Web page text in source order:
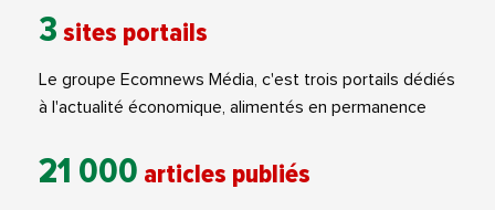
3 sites portails
Le groupe Ecomnews Média, c'est trois portails dédiés
à l'actualité économique, alimentés en permanence
21 000 articles publiés